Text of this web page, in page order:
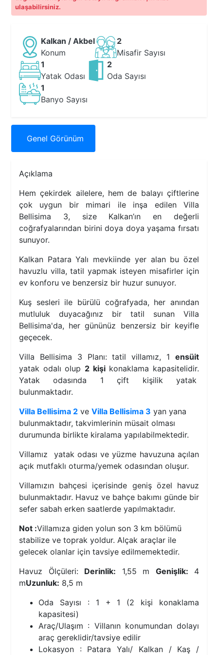
ulaşabilirsiniz.
Kalkan / Akbel
Konum
2
Misafir Sayısı
1
Yatak Odası
2
Oda Sayısı
1
Banyo Sayısı
Genel Görünüm
Açıklama
Hem çekirdek ailelere, hem de balayı çiftlerine
çok uygun bir mimari ile inşa edilen Villa
Bellisima 3, size Kalkan’ın en değerli
coğrafyalarından birini doya doya yaşama fırsatı
sunuyor.
Kalkan Patara Yalı mevkiinde yer alan bu özel
havuzlu villa, tatil yapmak isteyen misafirler için
ev konforu ve benzersiz bir huzur sunuyor.
Kuş sesleri ile bürülü coğrafyada, her anından
mutluluk duyacağınız bir tatil sunan Villa
Bellisima'da, her gününüz benzersiz bir keyifle
geçecek.
Villa Bellisima 3 Planı: tatil villamız, 1 ensüit
yatak odalı olup 2 kişikonaklama kapasitelidir.
Yatak odasında 1 çift kişilik yatak
bulunmaktadır.
Villa Bellisima 2 ve Villa Bellisima 3 yan yana
bulunmaktadır, takvimlerinin müsait olması
durumunda birlikte kiralama yapılabilmektedir.
Villamız yatak odası ve yüzme havuzuna açılan
açık mutfaklı oturma/yemek odasından oluşur.
Villamızın bahçesi içerisinde geniş özel havuz
bulunmaktadır. Havuz ve bahçe bakımı günde bir
sefer sabah erken saatlerde yapılmaktadır.
Not :Villamıza giden yolun son 3 km bölümü
stabilize ve toprak yoldur. Alçak araçlar ile
gelecek olanlar için tavsiye edilmemektedir.
Havuz Ölçüleri: Derinlik: 1,55 m Genişlik: 4
mUzunluk: 8,5 m
Oda Sayısı : 1 + 1 (2 kişi konaklama
kapasitesi)
Araç/Ulaşım : Villanın konumundan dolayı
araç gereklidir/tavsiye edilir
Lokasyon : Patara Yalı/ Kalkan / Kaş /